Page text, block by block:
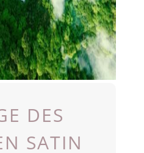
DES
SATIN